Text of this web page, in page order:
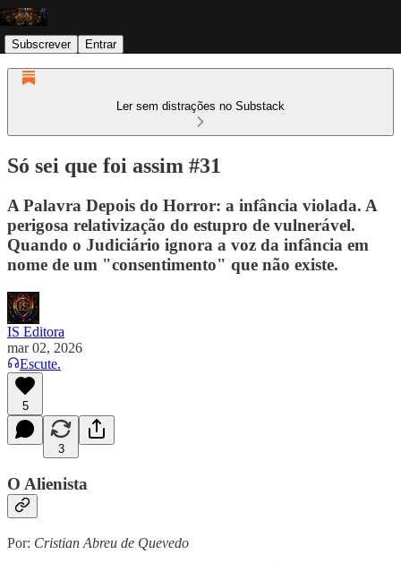
Subscrever Entrar
Ler sem distrações no Substack
Só sei que foi assim #31
A Palavra Depois do Horror: a infância violada. A
perigosa relativização do estupro de vulnerável.
Quando o Judiciário ignora a voz da infância em
nome de um "consentimento" que não existe.
IS Editora
mar 02, 2026
Escute.
5
3
O Alienista
Por: Cristian Abreu de Quevedo